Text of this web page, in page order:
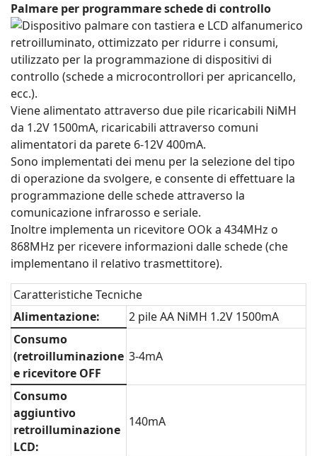
Palmare per programmare schede di controllo
Dispositivo palmare con tastiera e LCD alfanumerico
retroilluminato, ottimizzato per ridurre i consumi,
utilizzato per la programmazione di dispositivi di
controllo (schede a microcontrollori per apricancello,
ecc.).
Viene alimentato attraverso due pile ricaricabili NiMH
da 1.2V 1500mA, ricaricabili attraverso comuni
alimentatori da parete 6-12V 400mA.
Sono implementati dei menu per la selezione del tipo
di operazione da svolgere, e consente di effettuare la
programmazione delle schede attraverso la
comunicazione infrarosso e seriale.
Inoltre implementa un ricevitore OOk a 434MHz o
868MHz per ricevere informazioni dalle schede (che
implementano il relativo trasmettitore).
Caratteristiche Tecniche
Alimentazione:
2 pile AA NiMH 1.2V 1500mA
Consumo
(retroilluminazione
e ricevitore OFF
3-4mA
Consumo
aggiuntivo
retroilluminazione
LCD:
140mA